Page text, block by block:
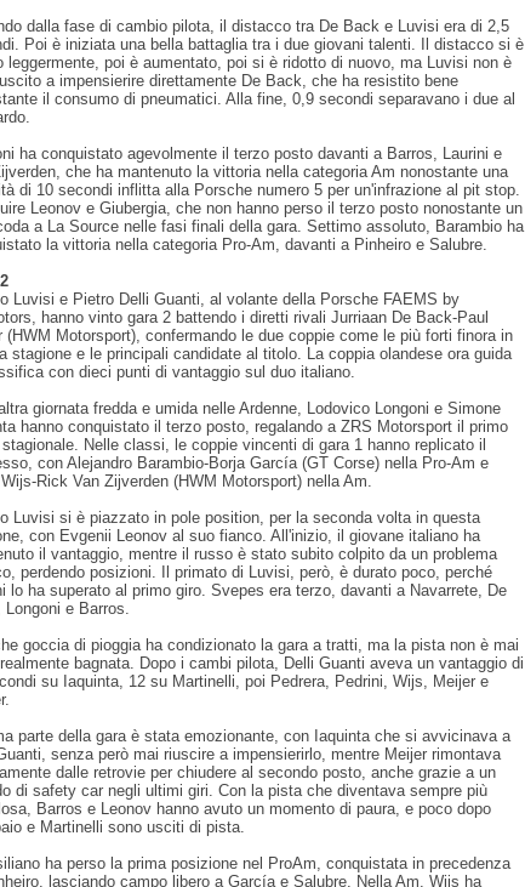
dalla fase di cambio pilota, il distacco tra De Back e Luvisi era di 2,5
Poi è iniziata una bella battaglia tra i due giovani talenti. Il distacco si è
leggermente, poi è aumentato, poi si è ridotto di nuovo, ma Luvisi non è
a impensierire direttamente De Back, che ha resistito bene
il consumo di pneumatici. Alla fine, 0,9 secondi separavano i due al
ha conquistato agevolmente il terzo posto davanti a Barros, Laurini e
che ha mantenuto la vittoria nella categoria Am nonostante una
di 10 secondi inflitta alla Porsche numero 5 per un'infrazione al pit stop.
Leonov e Giubergia, che non hanno perso il terzo posto nonostante un
a La Source nelle fasi finali della gara. Settimo assoluto, Barambio ha
la vittoria nella categoria Pro-Am, davanti a Pinheiro e Salubre.
Luvisi e Pietro Delli Guanti, al volante della Porsche FAEMS by
hanno vinto gara 2 battendo i diretti rivali Jurriaan De Back-Paul
(HWM Motorsport), confermando le due coppie come le più forti finora in
stagione e le principali candidate al titolo. La coppia olandese ora guida
con dieci punti di vantaggio sul duo italiano.
giornata fredda e umida nelle Ardenne, Lodovico Longoni e Simone
hanno conquistato il terzo posto, regalando a ZRS Motorsport il primo
Nelle classi, le coppie vincenti di gara 1 hanno replicato il
con Alejandro Barambio-Borja García (GT Corse) nella Pro-Am e
Rick Van Zijverden (HWM Motorsport) nella Am.
Luvisi si è piazzato in pole position, per la seconda volta in questa
con Evgenii Leonov al suo fianco. All'inizio, il giovane italiano ha
il vantaggio, mentre il russo è stato subito colpito da un problema
perdendo posizioni. Il primato di Luvisi, però, è durato poco, perché
lo ha superato al primo giro. Svepes era terzo, davanti a Navarrete, De
Longoni e Barros.
goccia di pioggia ha condizionato la gara a tratti, ma la pista non è mai
bagnata. Dopo i cambi pilota, Delli Guanti aveva un vantaggio di
su Iaquinta, 12 su Martinelli, poi Pedrera, Pedrini, Wijs, Meijer e
parte della gara è stata emozionante, con Iaquinta che si avvicinava a
senza però mai riuscire a impensierirlo, mentre Meijer rimontava
dalle retrovie per chiudere al secondo posto, anche grazie a un
di safety car negli ultimi giri. Con la pista che diventava sempre più
Barros e Leonov hanno avuto un momento di paura, e poco dopo
e Martinelli sono usciti di pista.
ha perso la prima posizione nel ProAm, conquistata in precedenza
lasciando campo libero a García e Salubre. Nella Am, Wijs ha